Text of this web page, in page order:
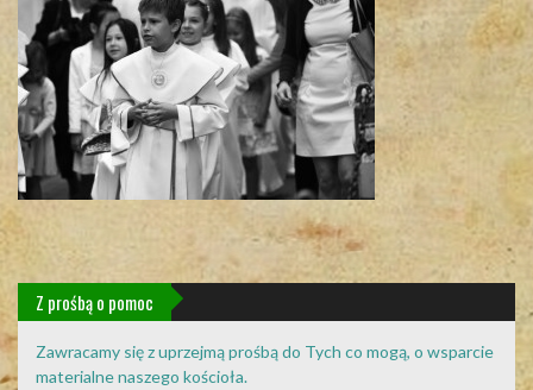
Z prośbą o pomoc
Zawracamy się z uprzejmą prośbą do Tych co mogą, o wsparcie
materialne naszego kościoła.